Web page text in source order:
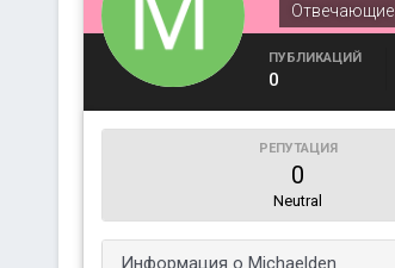
Отвечающие
ПУБЛИКАЦИЙ
0
РЕПУТАЦИЯ
0
Neutral
Информация о Michaelden